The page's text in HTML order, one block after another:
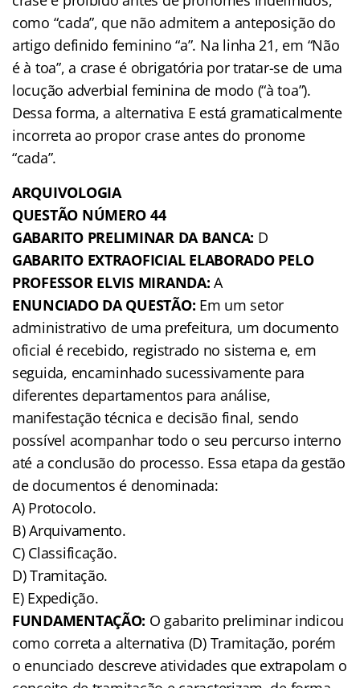
como “cada”, que não admitem a anteposição do
artigo definido feminino “a”. Na linha 21, em “Não
é à toa”, a crase é obrigatória por tratar-se de uma
locução adverbial feminina de modo (“à toa”).
Dessa forma, a alternativa E está gramaticalmente
incorreta ao propor crase antes do pronome
“cada”.
ARQUIVOLOGIA
QUESTÃO NÚMERO 44
GABARITO PRELIMINAR DA BANCA: D
GABARITO EXTRAOFICIAL ELABORADO PELO
PROFESSOR ELVIS MIRANDA: A
ENUNCIADO DA QUESTÃO: Em um setor
administrativo de uma prefeitura, um documento
oficial é recebido, registrado no sistema e, em
seguida, encaminhado sucessivamente para
diferentes departamentos para análise,
manifestação técnica e decisão final, sendo
possível acompanhar todo o seu percurso interno
até a conclusão do processo. Essa etapa da gestão
de documentos é denominada:
A) Protocolo.
B) Arquivamento.
C) Classificação.
D) Tramitação.
E) Expedição.
FUNDAMENTAÇÃO: O gabarito preliminar indicou
como correta a alternativa (D) Tramitação, porém
o enunciado descreve atividades que extrapolam o